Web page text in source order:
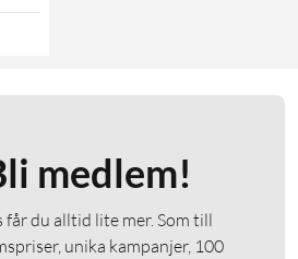
medlem!
får du alltid lite mer. Som till
unika kampanjer, 100